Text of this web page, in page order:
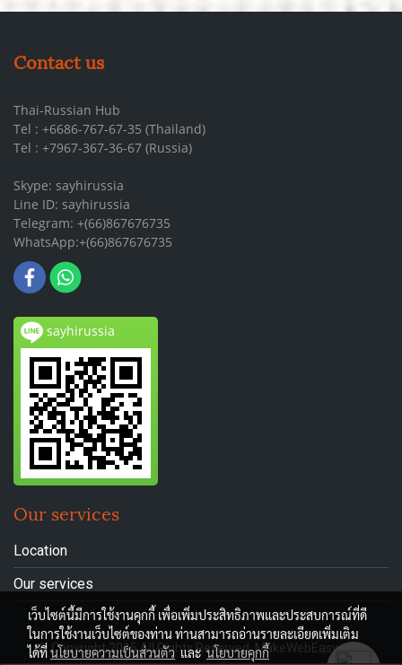
Contact us
Thai-Russian Hub
Tel : +6686-767-67-35 (Thailand)
Tel : +7967-367-36-67 (Russia)
Skype: sayhirussia
Line ID: sayhirussia
Telegram: +(66)867676735
WhatsApp:+(66)867676735
sayhirussia
Our services
Location
Our services
© Copyright 2015 All Rights Reserved. MakeWebEasy.com
เว็บไซต์นี้มีการใช้งานคุกกี้ เพื่อเพิ่มประสิทธิภาพและประสบการณ์ที่ดี
ในการใช้งานเว็บไซต์ของท่าน ท่านสามารถอ่านรายละเอียดเพิ่มเติม
ได้ที่นโยบายความเป็นส่วนตัวและนโยบายคุกกี้